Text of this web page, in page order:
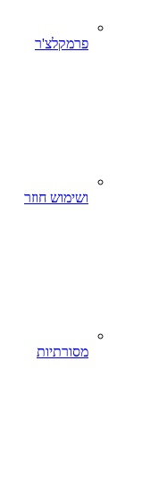
פרמקלצ'ר
ושימוש חוזר
מסורתיות